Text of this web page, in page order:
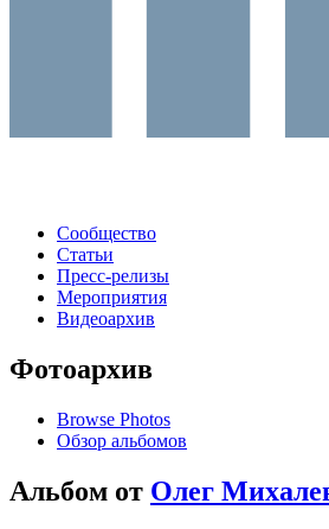
Сообщество
Статьи
Пресс-релизы
Мероприятия
Видеоархив
Фотоархив
Browse Photos
Обзор альбомов
Альбом от Олег